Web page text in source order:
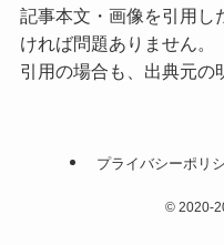
記事本文・画像を引用し
ければ問題ありません。
引用の場合も、出典元の
プライバシーポリ
© 2020-